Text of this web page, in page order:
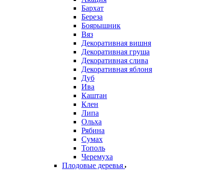
Бархат
Береза
Боярышник
Вяз
Декоративная вишня
Декоративная груша
Декоративная слива
Декоративная яблоня
Дуб
Ива
Каштан
Клен
Липа
Ольха
Рябина
Сумах
Тополь
Черемуха
Плодовые деревья